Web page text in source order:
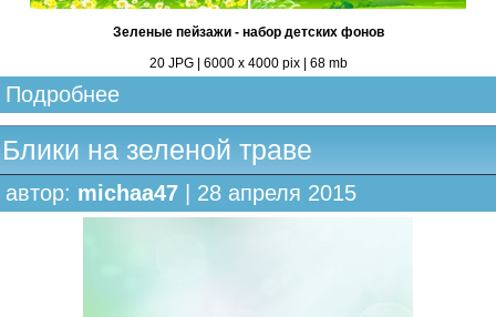
Зеленые пейзажи - набор детских фонов
20 JPG | 6000 х 4000 pix | 68 mb
Подробнее
Блики на зеленой траве
автор: michaa47 | 28 апреля 2015